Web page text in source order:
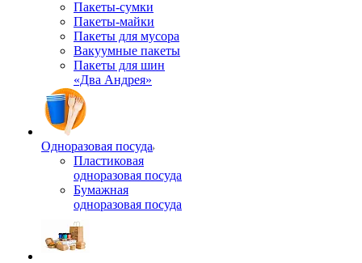
Пакеты-сумки
Пакеты-майки
Пакеты для мусора
Вакуумные пакеты
Пакеты для шин
«Два Андрея»
Одноразовая посуда
Пластиковая
одноразовая посуда
Бумажная
одноразовая посуда